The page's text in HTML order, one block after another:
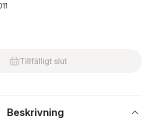
antal röster:
Tillfälligt slut
Beskrivning